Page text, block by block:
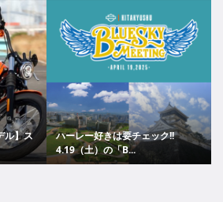
ル】ス
ハーレー好きは要チェック!!
4.19（土）の「B...